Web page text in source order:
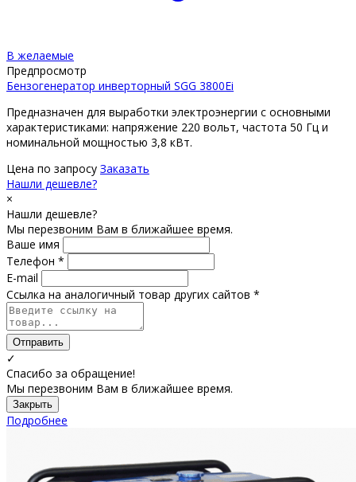
В желаемые
Предпросмотр
Бензогенератор инверторный SGG 3800Ei
Предназначен для выработки электроэнергии с основными
характеристиками: напряжение 220 вольт, частота 50 Гц и
номинальной мощностью 3,8 кВт.
Цена по запросу Заказать
Нашли дешевле?
×
Нашли дешевле?
Мы перезвоним Вам в ближайшее время.
Ваше имя
Телефон *
E-mail
Ссылка на аналогичный товар других сайтов *
Отправить
✓
Спасибо за обращение!
Мы перезвоним Вам в ближайшее время.
Закрыть
Подробнее